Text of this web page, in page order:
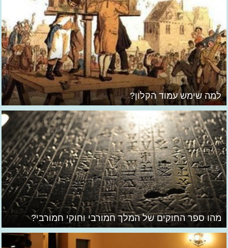
למה שימש עמוד הקלון?
מהו ספר החוקים של המלך חמורבי וחוקי חמורבי?